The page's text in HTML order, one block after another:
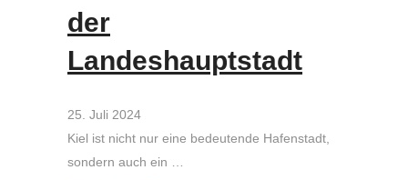
der
Landeshauptstadt
25. Juli 2024
Kiel ist nicht nur eine bedeutende Hafenstadt,
sondern auch ein …